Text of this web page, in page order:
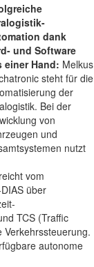
dank
und Software
einer Hand: Melkus
steht für die
der
Bei der
von
und
nutzt
vom
über
TCS (Traffic
autonome